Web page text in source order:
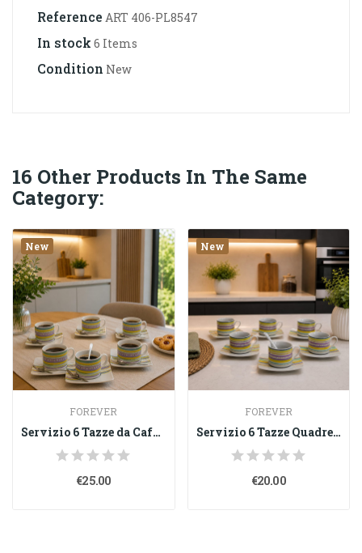
Reference ART 406-PL8547
In stock 6 Items
Condition New
16 Other Products In The Same
Category:
New
FOREVER
Servizio 6 Tazze da Caffè in Porcellana con...
€25.00
New
FOREVER
Servizio 6 Tazze Quadre da Caffè in Porcellana...
€20.00